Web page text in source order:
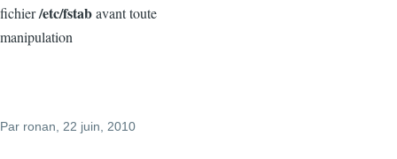
fichier/etc/fstabavant toute
manipulation
Par ronan , 22 juin, 2010